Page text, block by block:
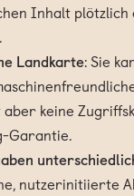
Inhalt
Landkarte: Sie
aber keine
Garantie.
nutzerinitiierte